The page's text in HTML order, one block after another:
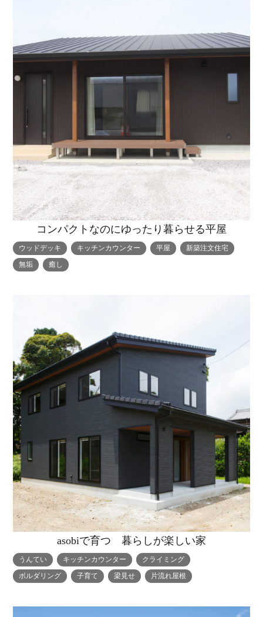
コンパクトなのにゆったり暮らせる平屋
ウッドデッキ キッチンカウンター 平屋
新築注文住宅
無垢
癒し
asobiで育つ 暮らしが楽しい家
うんてい キッチンカウンター
クライミング
ボルダリング
子育て 梁見せ 片流れ屋根